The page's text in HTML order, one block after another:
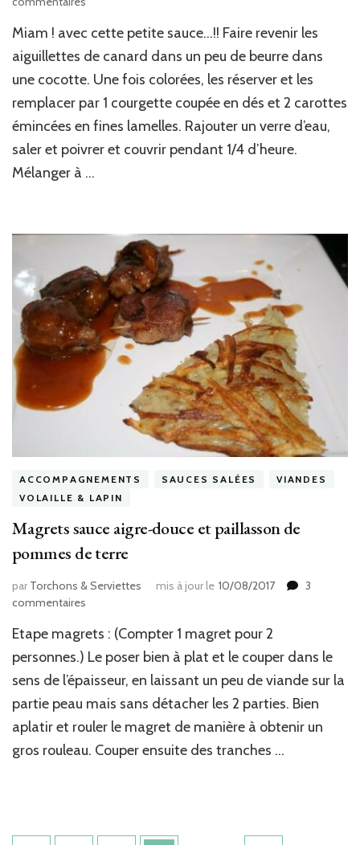
de
canard
moutarde
&
champignons
noirs
Miam ! avec cette petite sauce…!! Faire revenir les
aiguillettes de canard dans un peu de beurre dans
une cocotte. Une fois colorées, les réserver et les
remplacer par 1 courgette coupée en dés et 2 carottes
émincées en fines lamelles. Rajouter un verre d’eau,
saler et poivrer et couvrir pendant 1/4 d’heure.
Mélanger à …
ACCOMPAGNEMENTS SAUCES SALÉES
VIANDES
VOLAILLE & LAPIN
Magrets sauce aigre-douce et paillasson de
pommes de terre
par Torchons & Serviettes mis à jour le 10/08/2017
3
commentaires
sauce
aigre-
douce
et
paillasson
de
pommes
de
Etape magrets : (Compter 1 magret pour 2
personnes.) Le poser bien à plat et le couper dans le
sens de l’épaisseur, en laissant un peu de viande sur la
partie peau mais sans détacher les 2 parties. Bien
aplatir et rouler le magret de manière à obtenir un
gros rouleau. Couper ensuite des tranches …